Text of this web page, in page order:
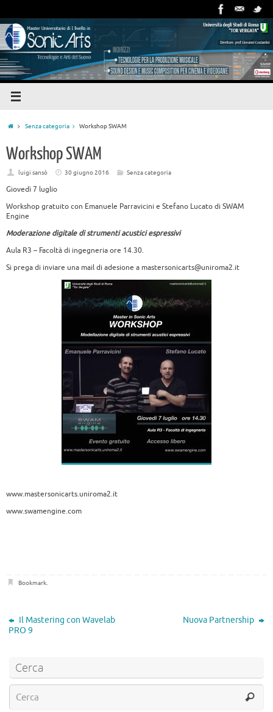
Senza categoria Workshop SWAM
Workshop SWAM
luigi sansò 30 giugno 2016 Senza categoria
Giovedì 7 luglio
Workshop gratuito con Emanuele Parravicini e Stefano Lucato di SWAM
Engine
Moderazione digitale di strumenti acustici espressivi
Aula R3 – Facoltà di ingegneria ore 14.30.
Si prega di inviare una mail di adesione a mastersonicarts@uniroma2.it
www.mastersonicarts.uniroma2.it
www.swamengine.com
Bookmark.
Il Mastering con Wavelab
PRO 9
Nuova Partnership
Cerca